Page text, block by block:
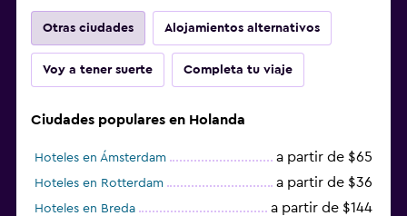
Otras ciudades Alojamientos alternativos
Voy a tener suerte Completa tu viaje
Ciudades populares en Holanda
Hoteles en Ámsterdam a partir de $65
Hoteles en Rotterdam a partir de $36
Hoteles en Breda a partir de $144